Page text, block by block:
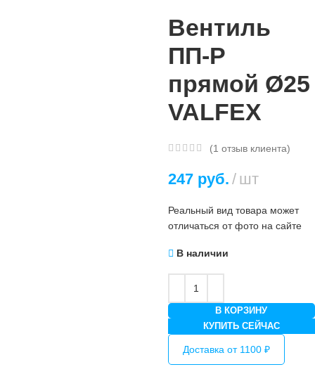
Вентиль
ПП-Р
прямой Ø25
VALFEX
(1 отзыв клиента)
247руб. шт
Реальный вид товара может
отличаться от фото на сайте
В наличии
В КОРЗИНУ
КУПИТЬ СЕЙЧАС
Доставка от 1100 ₽